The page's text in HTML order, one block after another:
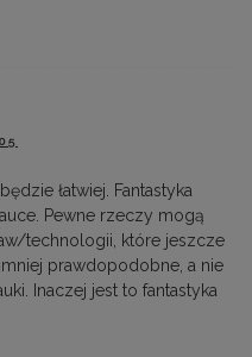
łatwiej. Fantastyka
Pewne rzeczy mogą
technologii, które jeszcze
prawdopodobne, a nie
Inaczej jest to fantastyka